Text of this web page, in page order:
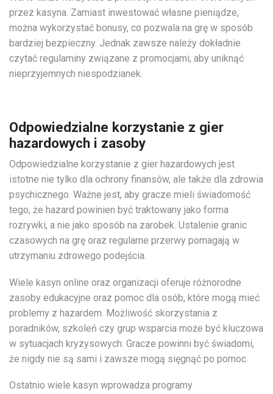
przez kasyna. Zamiast inwestować własne pieniądze,
można wykorzystać bonusy, co pozwala na grę w sposób
bardziej bezpieczny. Jednak zawsze należy dokładnie
czytać regulaminy związane z promocjami, aby uniknąć
nieprzyjemnych niespodzianek.
Odpowiedzialne korzystanie z gier
hazardowych i zasoby
Odpowiedzialne korzystanie z gier hazardowych jest
istotne nie tylko dla ochrony finansów, ale także dla zdrowia
psychicznego. Ważne jest, aby gracze mieli świadomość
tego, że hazard powinien być traktowany jako forma
rozrywki, a nie jako sposób na zarobek. Ustalenie granic
czasowych na grę oraz regularne przerwy pomagają w
utrzymaniu zdrowego podejścia.
Wiele kasyn online oraz organizacji oferuje różnorodne
zasoby edukacyjne oraz pomoc dla osób, które mogą mieć
problemy z hazardem. Możliwość skorzystania z
poradników, szkoleń czy grup wsparcia może być kluczowa
w sytuacjach kryzysowych. Gracze powinni być świadomi,
że nigdy nie są sami i zawsze mogą sięgnąć po pomoc.
Ostatnio wiele kasyn wprowadza programy